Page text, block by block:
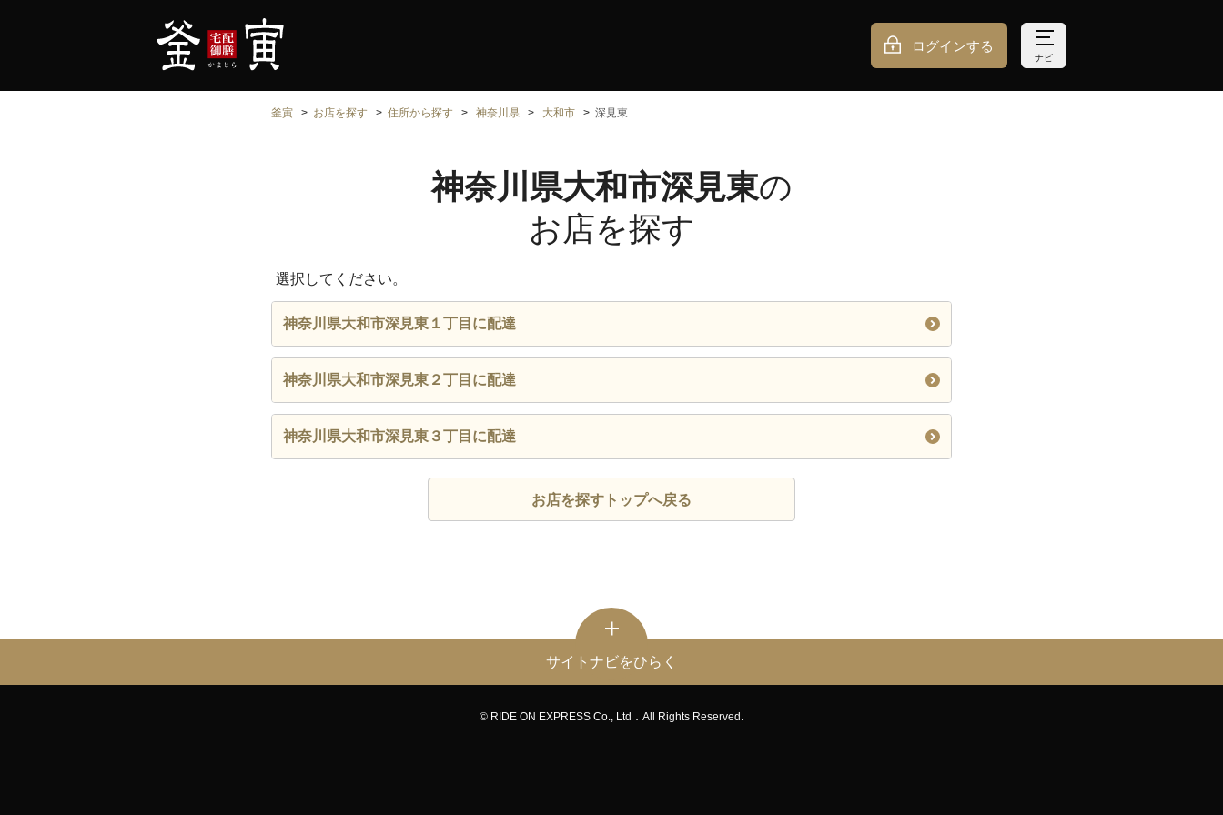
ログインする
ナビ
釜寅 お店を探す 住所から探す 神奈川県 大和市 深見東
神奈川県大和市深見東の
お店を探す
選択してください。
神奈川県大和市深見東１丁目に配達
神奈川県大和市深見東２丁目に配達
神奈川県大和市深見東３丁目に配達
お店を探すトップへ戻る
サイトナビをひらく
© RIDE ON EXPRESS Co., Ltd．All Rights Reserved.